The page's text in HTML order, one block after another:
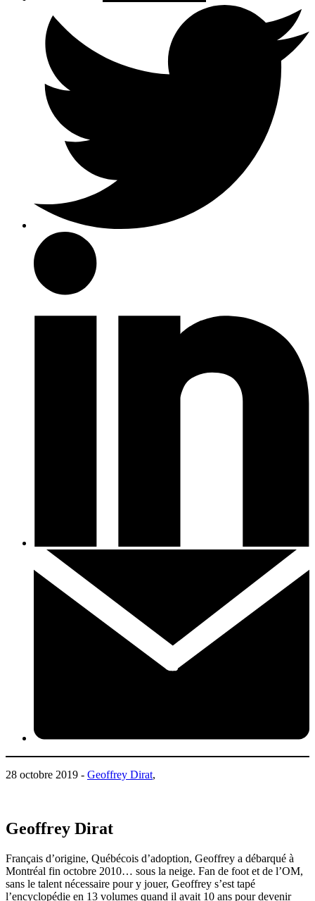
28 octobre 2019 - Geoffrey Dirat,
Geoffrey Dirat
Français d’origine, Québécois d’adoption, Geoffrey a débarqué à
Montréal fin octobre 2010… sous la neige. Fan de foot et de l’OM,
sans le talent nécessaire pour y jouer, Geoffrey s’est tapé
l’encyclopédie en 13 volumes quand il avait 10 ans pour devenir